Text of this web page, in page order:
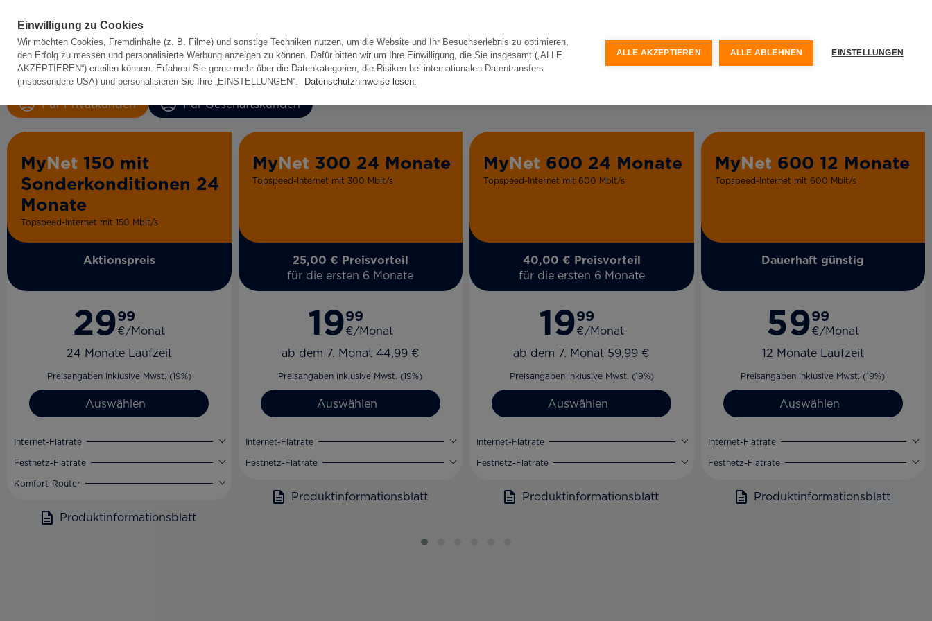
Für Privatkunden Für Geschäftskunden
MyNet 150 mit
Sonderkonditionen 24
Monate
Topspeed-Internet mit 150 Mbit/s
Aktionspreis
2999
€/Monat
24 Monate Laufzeit
Preisangaben inklusive Mwst. (19%)
Auswählen
Internet-Flatrate
Festnetz-Flatrate
Komfort-Router
Produktinformationsblatt
MyNet300 24 Monate
Topspeed-Internet mit 300 Mbit/s
25,00 € Preisvorteil
für die ersten 6 Monate
1999
€/Monat
ab dem 7. Monat 44,99 €
Preisangaben inklusive Mwst. (19%)
Auswählen
Internet-Flatrate
Festnetz-Flatrate
Produktinformationsblatt
MyNet 600 24 Monate
Topspeed-Internet mit 600 Mbit/s
40,00 € Preisvorteil
für die ersten 6 Monate
1999
€/Monat
ab dem 7. Monat 59,99 €
Preisangaben inklusive Mwst. (19%)
Auswählen
Internet-Flatrate
Festnetz-Flatrate
Produktinformationsblatt
MyNet600 12 Monate
Topspeed-Internet mit 600 Mbit/s
Dauerhaft günstig
5999
€/Monat
12 Monate Laufzeit
Preisangaben inklusive Mwst. (19%)
Auswählen
Internet-Flatrate
Festnetz-Flatrate
Produktinformationsblatt
Einwilligung zu Cookies
Wir möchten Cookies, Fremdinhalte (z. B. Filme) und sonstige Techniken nutzen, um die Website und Ihr Besuchserlebnis zu optimieren,
den Erfolg zu messen und personalisierte Werbung anzeigen zu können. Dafür bitten wir um Ihre Einwilligung, die Sie insgesamt („ALLE
AKZEPTIEREN“) erteilen können. Erfahren Sie gerne mehr über die Datenkategorien, die Risiken bei internationalen Datentransfers
(insbesondere USA) und personalisieren Sie Ihre „EINSTELLUNGEN“.
Datenschutzhinweise lesen.
ALLE AKZEPTIEREN ALLE ABLEHNEN EINSTELLUNGEN